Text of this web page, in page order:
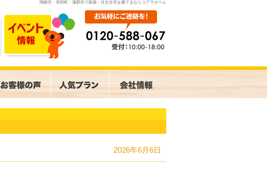
岡崎市・幸田町・蒲郡市で新築・注文住宅を建てるならコアラホーム
2026年6月6日